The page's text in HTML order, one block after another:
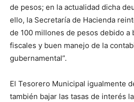
de pesos; en la actualidad dicha
ello, la Secretaría de Hacienda
de 100 millones de pesos debido a
fiscales y buen manejo de la
gubernamental”.
El Tesorero Municipal igualmente
también bajar las tasas de interés